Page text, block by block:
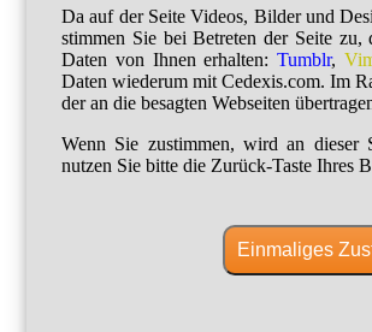
Da auf der Seite Videos, Bilder und
stimmen Sie bei Betreten der Seite zu,
Daten von Ihnen erhalten:Tumblr,
Daten wiederum mit Cedexis.com. Im
der an die besagten Webseiten
Wenn Sie zustimmen, wird an dieser
nutzen Sie bitte die Zurück-Taste Ihres
Einmaliges